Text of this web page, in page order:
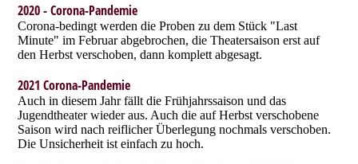
2020 - Corona-Pandemie
Corona-bedingt werden die Proben zu dem Stück "Last
Minute" im Februar abgebrochen, die Theatersaison erst auf
den Herbst verschoben, dann komplett abgesagt.
2021 Corona-Pandemie
Auch in diesem Jahr fällt die Frühjahrssaison und das
Jugendtheater wieder aus. Auch die auf Herbst verschobene
Saison wird nach reiflicher Überlegung nochmals verschoben.
Die Unsicherheit ist einfach zu hoch.